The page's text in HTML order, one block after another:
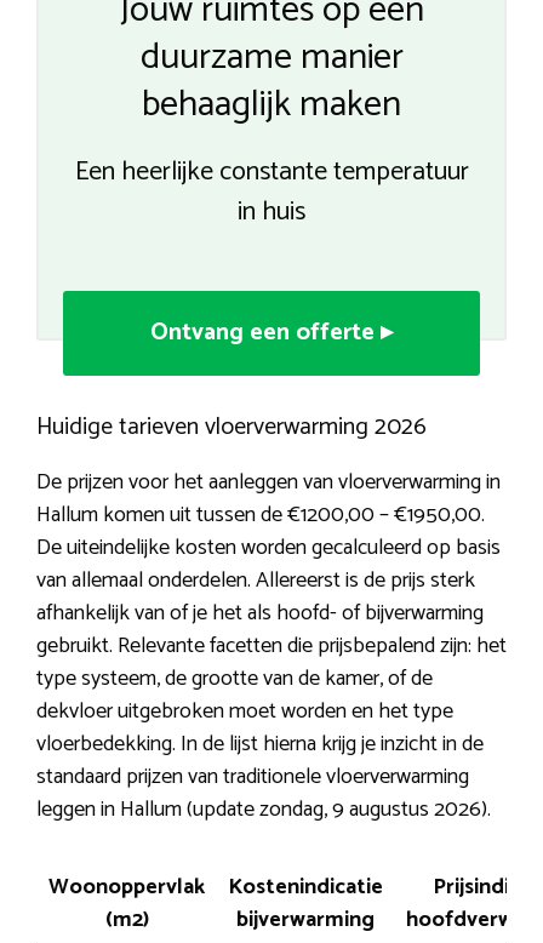
duurzame manier
behaaglijk maken
Een heerlijke constante temperatuur
in huis
Ontvang een offerte ▸
Huidige tarieven vloerverwarming 2026
De prijzen voor het aanleggen van vloerverwarming in
Hallum komen uit tussen de €1200,00 – €1950,00.
De uiteindelijke kosten worden gecalculeerd op basis
van allemaal onderdelen. Allereerst is de prijs sterk
afhankelijk van of je het als hoofd- of bijverwarming
gebruikt. Relevante facetten die prijsbepalend zijn: het
type systeem, de grootte van de kamer, of de
dekvloer uitgebroken moet worden en het type
vloerbedekking. In de lijst hierna krijg je inzicht in de
standaard prijzen van traditionele vloerverwarming
leggen in Hallum (update zondag, 9 augustus 2026).
Woonoppervlak
(m2)
Kostenindicatie
bijverwarming